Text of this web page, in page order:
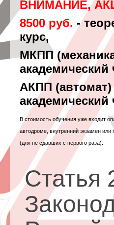
ВНИМАНИЕ,
8500 руб. -
курс,
МКПП
АКПП (автомат)
академический
В стоимость обучения уже входит
автодроме, внутренний экзамен или
(для не сдавших с первого раза).
Статья